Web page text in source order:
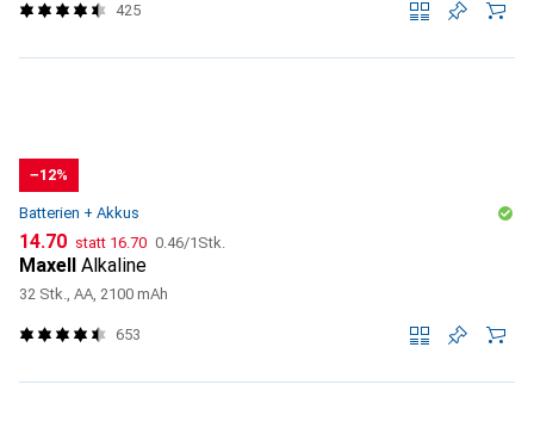
425
−12%
Batterien + Akkus
CHF
14.70 statt CHF
16.70 CHF
0.46/1Stk.
Maxell Alkaline
32 Stk., AA, 2100 mAh
653